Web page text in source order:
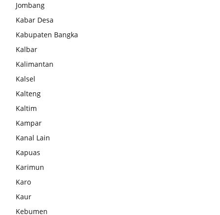
Jombang
Kabar Desa
Kabupaten Bangka
Kalbar
Kalimantan
Kalsel
Kalteng
Kaltim
Kampar
Kanal Lain
Kapuas
Karimun
Karo
Kaur
Kebumen